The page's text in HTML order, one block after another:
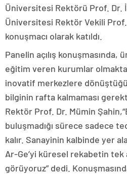
Üniversitesi Rektörü Prof. Dr.
Üniversitesi Rektör Vekili Prof.
konuşmacı olarak katıldı.
Panelin açılış
eğitim veren kurumlar
inovatif merkezlere
bilginin rafta kalmaması
Rektör Prof. Dr. Mümin
buluşmadığı sürece sadece
kalır. Sanayinin kalbinde yer
Ar-Ge’yi küresel rekabetin tek
görüyoruz” dedi.